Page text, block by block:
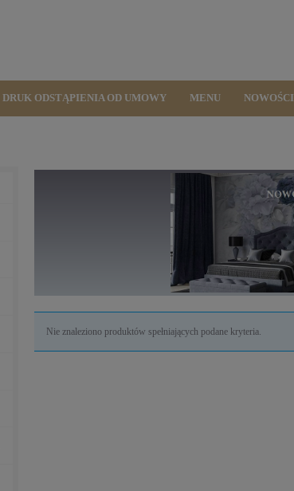
DRUK ODSTĄPIENIA OD UMOWY MENU NOWOŚCI
Nie znaleziono produktów spełniających podane kryteria.